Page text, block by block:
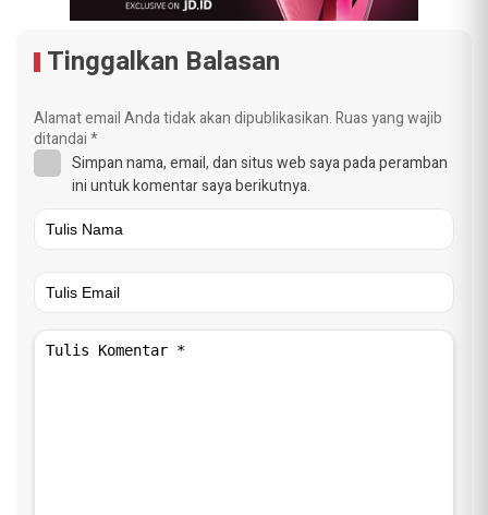
Tinggalkan Balasan
Alamat email Anda tidak akan dipublikasikan.Ruas yang wajib
ditandai*
Simpan nama, email, dan situs web saya pada peramban
ini untuk komentar saya berikutnya.